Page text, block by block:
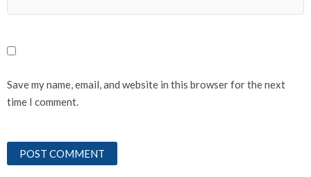
Save my name, email, and website in this browser for the next
time I comment.